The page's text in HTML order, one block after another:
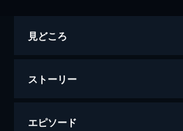
見どころ
ストーリー
エピソード